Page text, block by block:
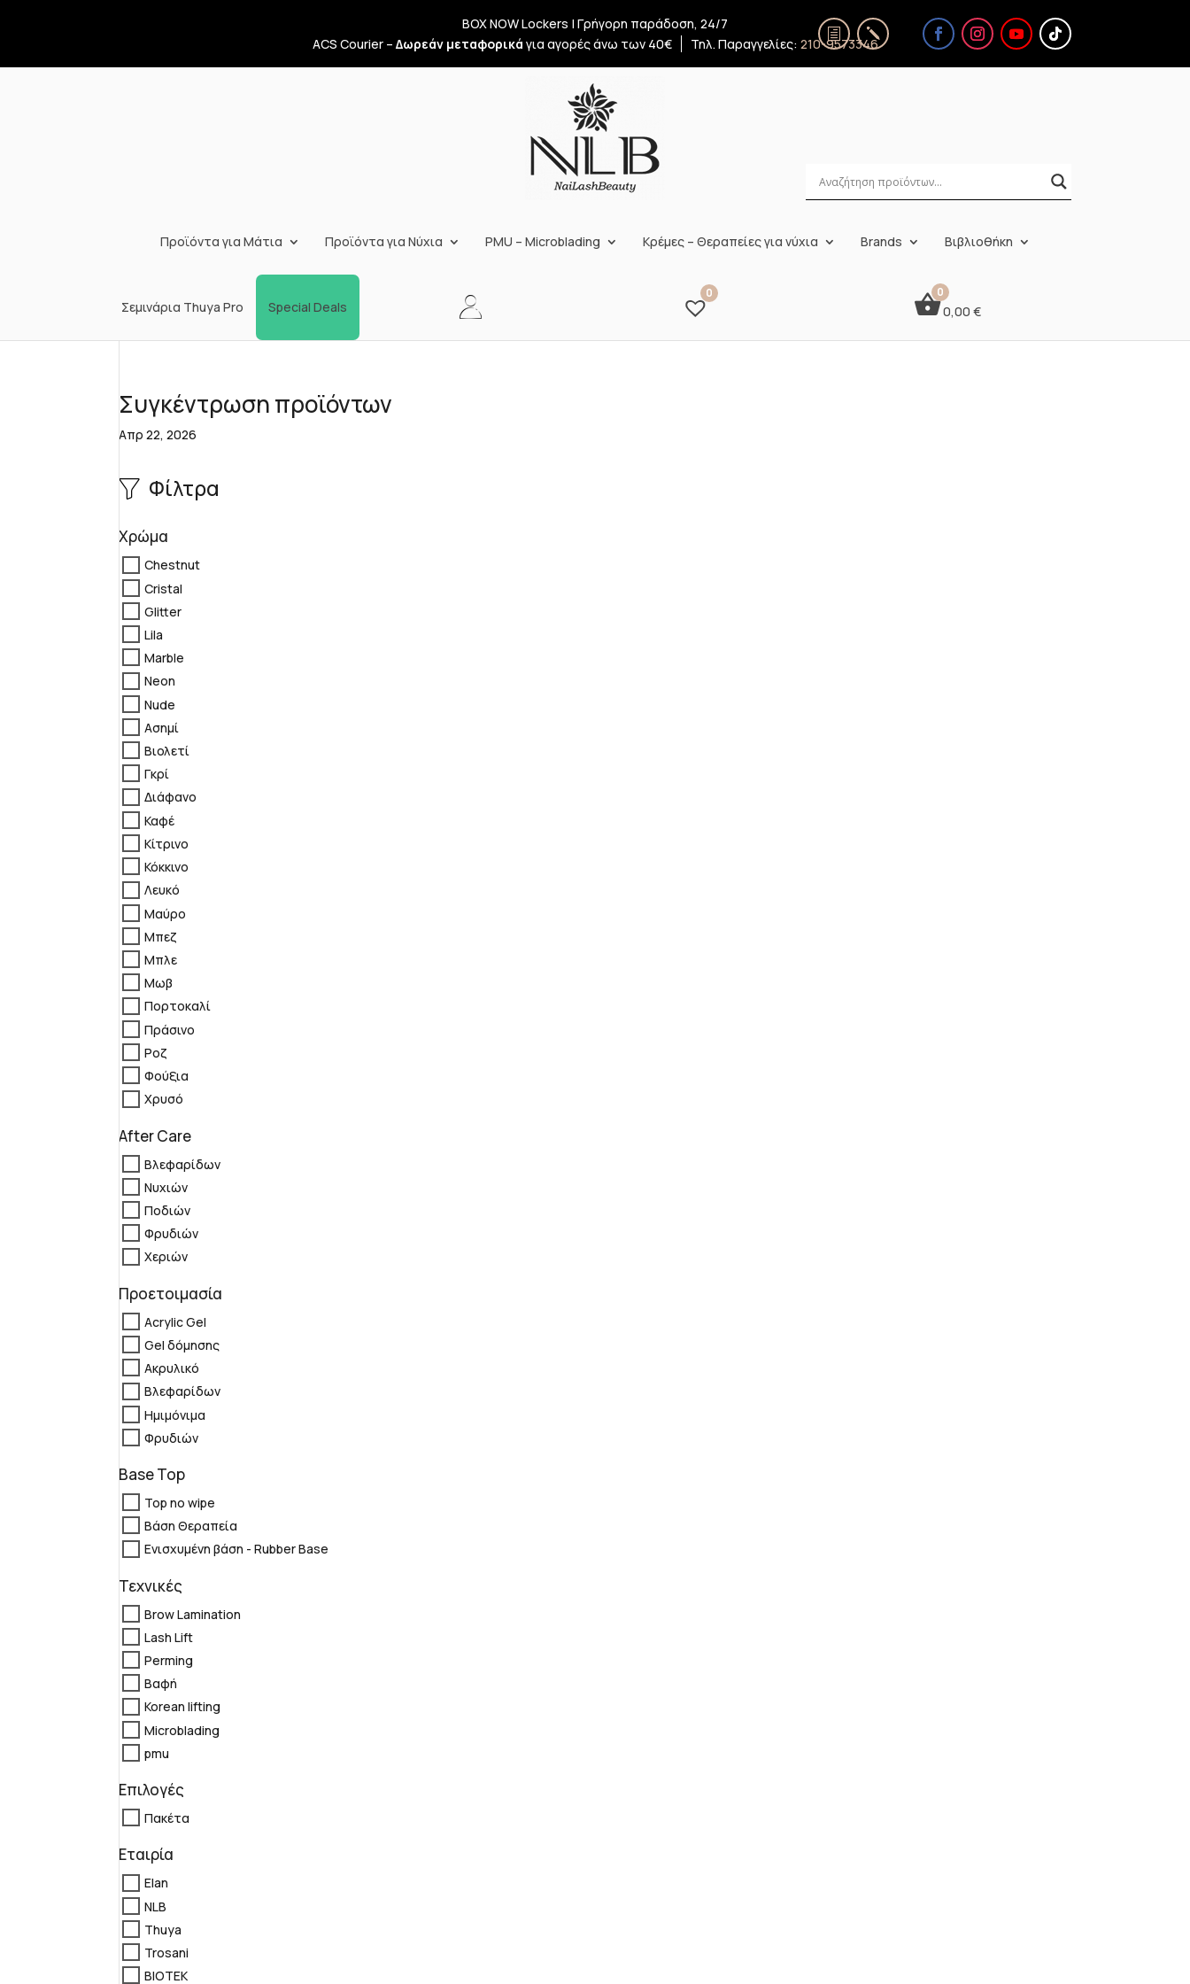
BOX NOW Lockers | Γρήγορη παράδοση, 24/7
ACS Courier – Δωρεάν μεταφορικά για αγορές άνω των 40€ Τηλ. Παραγγελίες: 210-9573346
Προϊόντα για Μάτια Προϊόντα για Νύχια PMU – Microblading Κρέμες – Θεραπείες για νύχια Brands Βιβλιοθήκη
Σεμινάρια Thuya Pro Special Deals
0
0,00 €
Συγκέντρωση προϊόντων
Απρ 22, 2026
Φίλτρα
Χρώμα
Chestnut
Cristal
Glitter
Lila
Marble
Neon
Nude
Ασημί
Βιολετί
Γκρί
Διάφανο
Καφέ
Κίτρινο
Κόκκινο
Λευκό
Μαύρο
Μπεζ
Μπλε
Μωβ
Πορτοκαλί
Πράσινο
Ροζ
Φούξια
Χρυσό
After Care
Βλεφαρίδων
Νυχιών
Ποδιών
Φρυδιών
Χεριών
Προετοιμασία
Acrylic Gel
Gel δόμησης
Ακρυλικό
Βλεφαρίδων
Ημιμόνιμα
Φρυδιών
Base Top
Top no wipe
Βάση Θεραπεία
Ενισχυμένη βάση - Rubber Base
Τεχνικές
Brow Lamination
Lash Lift
Perming
Βαφή
Korean lifting
Microblading
pmu
Επιλογές
Πακέτα
Εταιρία
Elan
NLB
Thuya
Trosani
BIOTEK